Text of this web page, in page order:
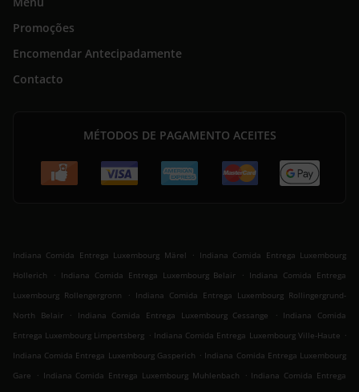
Promoções
Encomendar Antecipadamente
Contacto
MÉTODOS DE PAGAMENTO ACEITES
Indiana Comida Entrega Luxembourg Märel . Indiana Comida Entrega Luxembourg
Hollerich
. Indiana Comida Entrega Luxembourg Belair . Indiana Comida Entrega
Luxembourg Rollengergronn
. Indiana Comida Entrega Luxembourg Rollingergrund-
North Belair
. Indiana Comida Entrega Luxembourg Cessange . Indiana Comida
Entrega Luxembourg Limpertsberg . Indiana Comida Entrega Luxembourg Ville-Haute .
Indiana Comida Entrega Luxembourg Gasperich . Indiana Comida Entrega Luxembourg
Gare
. Indiana Comida Entrega Luxembourg Muhlenbach . Indiana Comida Entrega